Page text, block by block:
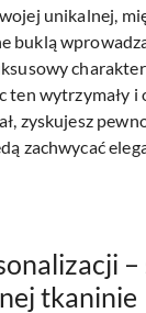
unikalnej,
buklą
ten wytrzymały i
zyskujesz
zachwycać
tkaninie